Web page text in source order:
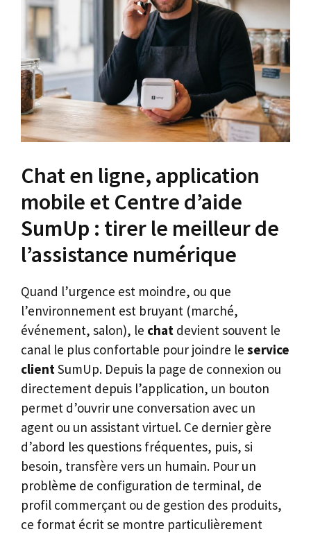
Chat en ligne, application
mobile et Centre d’aide
SumUp : tirer le meilleur de
l’assistance numérique
Quand l’urgence est moindre, ou que
l’environnement est bruyant (marché,
événement, salon), le chat devient souvent le
canal le plus confortable pour joindre le service
clientSumUp. Depuis la page de connexion ou
directement depuis l’application, un bouton
permet d’ouvrir une conversation avec un
agent ou un assistant virtuel. Ce dernier gère
d’abord les questions fréquentes, puis, si
besoin, transfère vers un humain. Pour un
problème de configuration de terminal, de
profil commerçant ou de gestion des produits,
ce format écrit se montre particulièrement